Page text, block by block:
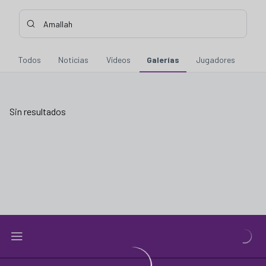
Introduce tu búsqueda, espera unos instantes y te
Todos Noticias Vídeos Galerías Jugadores
Sin resultados